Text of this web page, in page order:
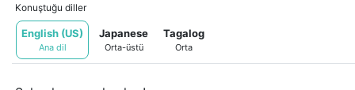
Konuştuğu diller
English (US)
Ana dil
Japanese
Orta-üstü
Tagalog
Orta